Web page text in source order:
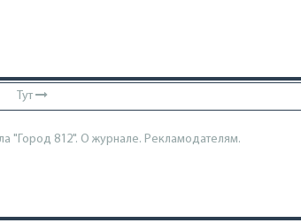
Тут
"Город 812". О журнале. Рекламодателям.